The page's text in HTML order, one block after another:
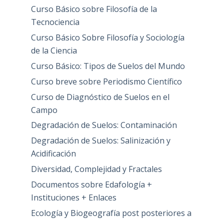
Curso Básico sobre Filosofía de la
Tecnociencia
Curso Básico Sobre Filosofía y Sociología
de la Ciencia
Curso Básico: Tipos de Suelos del Mundo
Curso breve sobre Periodismo Científico
Curso de Diagnóstico de Suelos en el
Campo
Degradación de Suelos: Contaminación
Degradación de Suelos: Salinización y
Acidificación
Diversidad, Complejidad y Fractales
Documentos sobre Edafología +
Instituciones + Enlaces
Ecología y Biogeografía post posteriores a